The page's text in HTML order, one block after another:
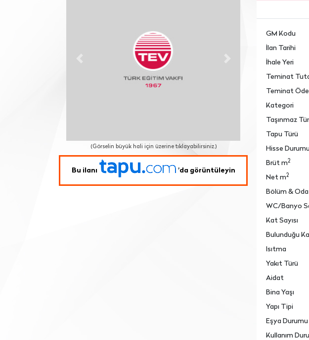
(Görselin büyük hali için üzerine tıklayabilirsiniz.)
Bu ilanı 'da görüntüleyin
GM Kodu
İlan Tarihi
İhale Yeri
Teminat
Teminat
Kategori
Taşınmaz
Tapu Türü
Hisse Durumu
Brüt m2
Net m2
Bölüm & Oda
WC/Banyo
Kat Sayısı
Bulunduğu
Isıtma
Yakıt Türü
Aidat
Bina Yaşı
Yapı Tipi
Eşya Durumu
Kullanım